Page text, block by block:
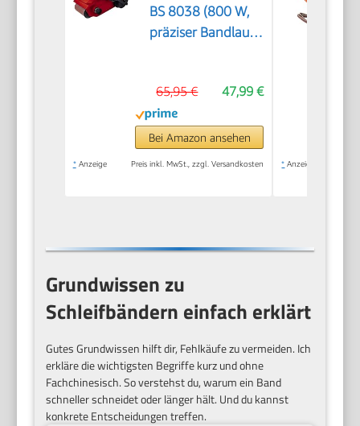
BS 8038 (800 W,
präziser Bandlauf
Schutz-Einlage,
Zusatzhandgriff,
integrierte
Staubabsaugung,
47,99 €
65,95 €
Bei Amazon ansehen
*Anzeige Preis inkl. MwSt., zzgl. Versandkosten * Anzeige
Grundwissen zu
Schleifbändern einfach erklärt
Gutes Grundwissen hilft dir, Fehlkäufe zu vermeiden. Ich
erkläre die wichtigsten Begriffe kurz und ohne
Fachchinesisch. So verstehst du, warum ein Band
schneller schneidet oder länger hält. Und du kannst
konkrete Entscheidungen treffen.